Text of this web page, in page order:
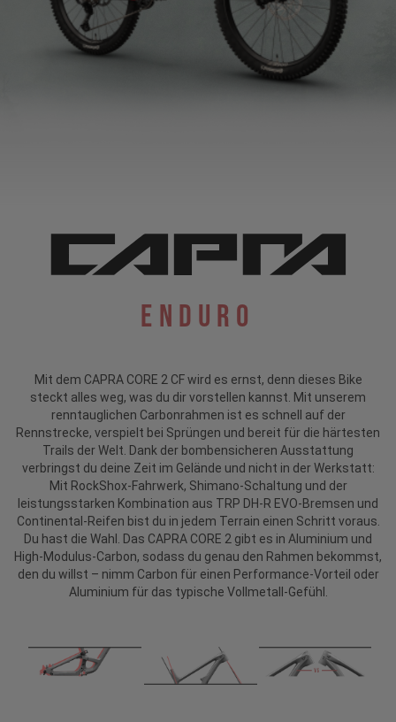
Enduro
Mit dem CAPRA CORE 2 CF wird es ernst, denn dieses Bike
steckt alles weg, was du dir vorstellen kannst. Mit unserem
renntauglichen Carbonrahmen ist es schnell auf der
Rennstrecke, verspielt bei Sprüngen und bereit für die härtesten
Trails der Welt. Dank der bombensicheren Ausstattung
verbringst du deine Zeit im Gelände und nicht in der Werkstatt:
Mit RockShox-Fahrwerk, Shimano-Schaltung und der
leistungsstarken Kombination aus TRP DH-R EVO-Bremsen und
Continental-Reifen bist du in jedem Terrain einen Schritt voraus.
Du hast die Wahl. Das CAPRA CORE 2 gibt es in Aluminium und
High-Modulus-Carbon, sodass du genau den Rahmen bekommst,
den du willst – nimm Carbon für einen Performance-Vorteil oder
Aluminium für das typische Vollmetall-Gefühl.